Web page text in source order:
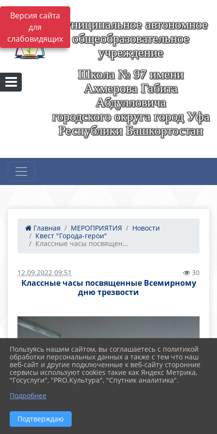
Версия сайта
для
слабовидящих
Муниципальное автономное
общеобразовательное
учреждение
Школа № 97 имени
Ахмерова Габита
Абдулловича
городского округа город Уфа
Республики Башкортостан
Главная МЕРОПРИЯТИЯ
Новости
Квест "Города-герои"
Классные часы посвящен...
12.09.2022 09:51 30
Классные часы посвященные Всемирному
дню трезвости
Пользуясь нашим сайтом, вы соглашаетесь с политикой
обработки персональных данных а также с тем что наш
веб-сайт и другие подключенные к веб-сайту сторонние
сервисы используют cookies такие как Яндекс Метрика,
"Госуслуги", "PRO.Культура", "Спутник аналитика".
Подробнее
Подтверждаю